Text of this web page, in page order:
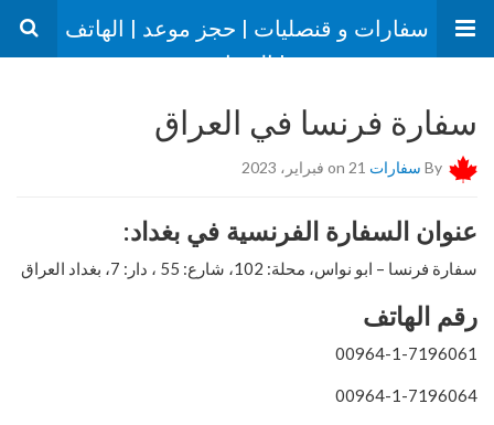
سفارات و قنصليات | حجز موعد | الهاتف
| العنوان
سفارة فرنسا في العراق
By سفارات
عنوان السفارة الفرنسية في بغداد:
سفارة فرنسا – ابو نواس، محلة: 102، شارع: 55 ، دار: 7، بغداد العراق
رقم الهاتف
00964-1-7196061
00964-1-7196064